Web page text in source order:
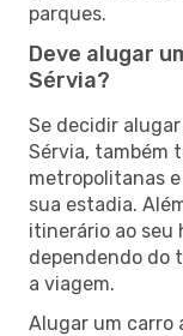
parques.
Deve alugar
Sérvia?
Se decidir
Sérvia, também
metropolitanas
sua estadia.
itinerário ao seu
dependendo do
a viagem.
Alugar um carro